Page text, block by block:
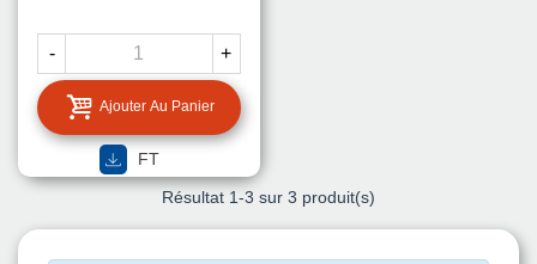
- +
Ajouter Au Panier
FT
Résultat 1-3 sur 3 produit(s)